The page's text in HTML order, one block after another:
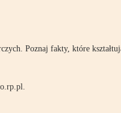
Poznaj fakty, które